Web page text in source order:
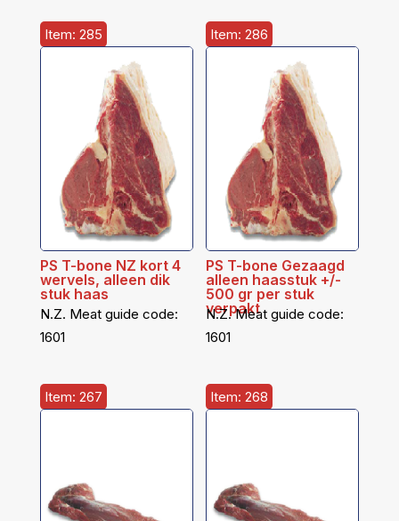
Item: 285
PS T-bone NZ kort 4
wervels, alleen dik
stuk haas
N.Z. Meat guide code:
1601
Item: 286
PS T-bone Gezaagd
alleen haasstuk +/-
500 gr per stuk
verpakt
N.Z. Meat guide code:
1601
Item: 267 Item: 268